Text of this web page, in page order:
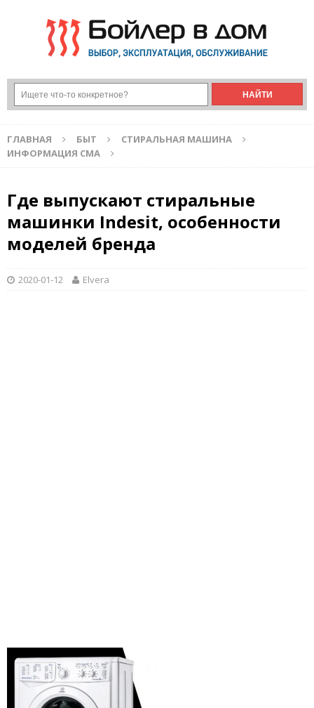
ГЛАВНАЯ БЫТ
СТИРАЛЬНАЯ МАШИНА
ИНФОРМАЦИЯ СМА
Где выпускают стиральные
машинки Indesit, особенности
моделей бренда
2020-01-12 Elvera